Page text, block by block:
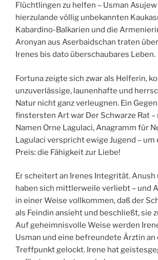
Flüchtlingen zu helfen – Usman
hierzulande völlig unbekannten
Kabardino-Balkarien und die
Aronyan aus Aserbaidschan traten
Irenes bis dato überschaubares Leben.
Fortuna zeigte sich zwar als Helferin,
unzuverlässige, launenhafte und
Natur nicht ganz verleugnen. Ein
finstersten Art war Der Schwarze Rat
Namen Orne Lagulaci, Anagramm für
Lagulaci verspricht ewige Jugend – um
Preis: die Fähigkeit zur Liebe!
Er scheitert an Irenes Integrität. Anush
haben sich mittlerweile verliebt – und
in einer Weise vollkommen, daß der
als Feindin ansieht und beschließt, sie
Auf geheimnisvolle Weise werden
Usman und eine befreundete Ärztin an
Treffpunkt gelockt. Irene hat